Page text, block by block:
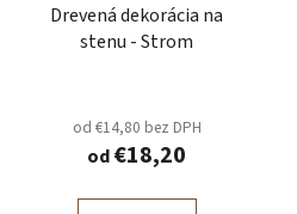
Drevená dekorácia na
stenu - Strom
od €14,80 bez DPH
od€18,20